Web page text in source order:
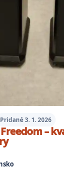
Pridané 3. 1. 2026
–